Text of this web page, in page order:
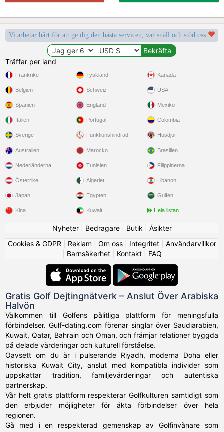
Vi arbetar hårt för att ge dig den bästa servicen, var snäll och stöd oss
Träffar per land
Frankrike
Belgien
Spanien
Italien
Sverige
Tyskland
Schweiz
England
Portugal
Funktionshindrad
Kanada
USA
Mexiko
Colombia
Husdjur
Australien
Nederländerna
Österrike
Japan
Kina
Marocko
Tunisien
Algeriet
Egypten
Kuwait
Brasilien
Filippinerna
Libanon
Gulfen
Hela listan
Nyheter| Bedragare| Butik
Åsikter
Cookies & GDPR
Reklam Om oss| Integritet| Användarvillkor
Barnsäkerhet| Kontakt| FAQ
Gratis Golf Dejtingnätverk – Anslut Över Arabiska
Halvön
Välkommen till Golfens pålitliga plattform för meningsfulla
förbindelser. Gulf-dating.com förenar singlar över Saudiarabien,
Kuwait, Qatar, Bahrain och Oman, och främjar relationer byggda
på delade värderingar och kulturell förståelse.
Oavsett om du är i pulserande Riyadh, moderna Doha eller
historiska Kuwait City, anslut med kompatibla individer som
uppskattar tradition, familjevärderingar och autentiska
partnerskap.
Vår helt gratis plattform respekterar Golfkulturen samtidigt som
den erbjuder möjligheter för äkta förbindelser över hela
regionen.
Gå med i en respekterad gemenskap av Golfinvånare som